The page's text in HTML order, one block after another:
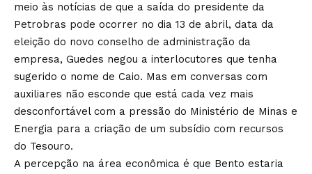
meio às notícias de que a saída do presidente da
Petrobras pode ocorrer no dia 13 de abril, data da
eleição do novo conselho de administração da
empresa, Guedes negou a interlocutores que tenha
sugerido o nome de Caio. Mas em conversas com
auxiliares não esconde que está cada vez mais
desconfortável com a pressão do Ministério de Minas e
Energia para a criação de um subsídio com recursos
do Tesouro.
A percepção na área econômica é que Bento estaria